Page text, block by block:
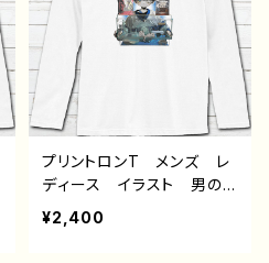
インロンTシャツ №647
J1-9
プリントロンT メンズ レ
ディース イラスト 男の
子 イケメン ショタ 少
年 かわいい かっこい
¥2,400